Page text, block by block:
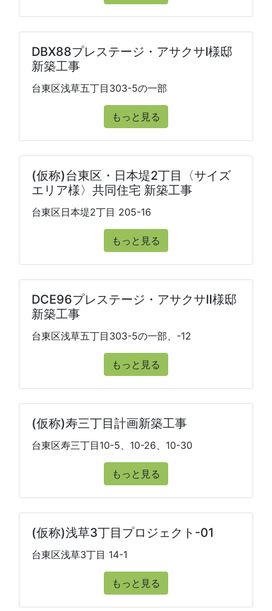
DBX88プレステージ・アサクサⅠ様邸
新築工事
台東区浅草五丁目303-5の一部
もっと見る
(仮称)台東区・日本堤2丁目〈サイズ
エリア様〉共同住宅 新築工事
台東区日本堤2丁目 205-16
もっと見る
DCE96プレステージ・アサクサⅡ様邸
新築工事
台東区浅草五丁目303-5の一部、-12
もっと見る
(仮称)寿三丁目計画新築工事
台東区寿三丁目10-5、10-26、10-30
もっと見る
(仮称)浅草3丁目プロジェクト-01
台東区浅草3丁目 14-1
もっと見る